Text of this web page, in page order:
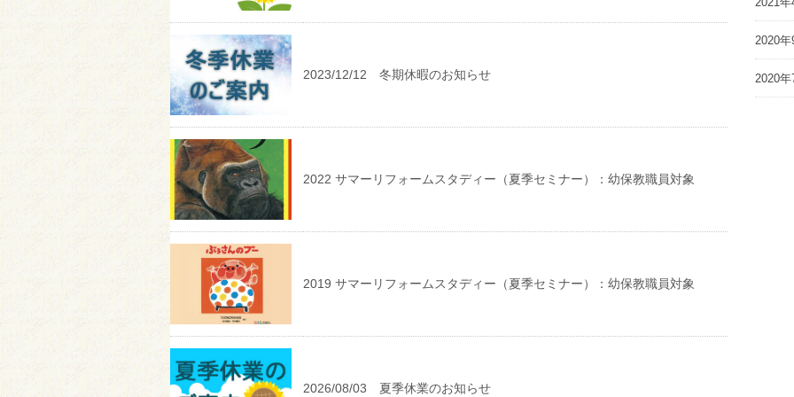
2023/12/12 冬期休暇のお知らせ
2022 サマーリフォームスタディー（夏季セミナー）：幼保教職員対象
2019 サマーリフォームスタディー（夏季セミナー）：幼保教職員対象
2026/08/03 夏季休業のお知らせ
2020
2020